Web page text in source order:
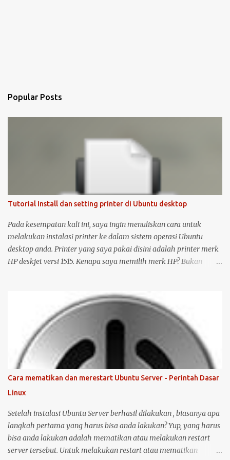
Popular Posts
Tutorial Install dan setting printer di Ubuntu desktop
Pada kesempatan kali ini, saya ingin menuliskan cara untuk
melakukan instalasi printer ke dalam sistem operasi Ubuntu
desktop anda. Printer yang saya pakai disini adalah printer merk
HP deskjet versi 1515. Kenapa saya memilih merk HP? Bukan
open source seperti Ubuntu . Langsung saja saya mulai langkah-
langkah untuk instalasi printer HP 1515 di Ubuntu desktop . Cara
ini bisa juga digunakan untuk merk printer lainnya, hanya saja
saya tidak bisa menjamin ketersediaan driver untuk sistem
operasi Linux ( Ubuntu ). Oh iya, saran saya, saat melakukan
instalasi dan setting printer, lebih baik komputer Ubuntu anda
terkoneksi dengan internet, berikut langkah-langkahnya: Colokin
keduanya. Kemudian klik logo unity di pojok kiri atas, kemudian
ketik printer, untuk masuk ke menu setting pr...
Cara mematikan dan merestart Ubuntu Server - Perintah Dasar
Linux
Setelah instalasi Ubuntu Server berhasil dilakukan , biasanya apa
langkah pertama yang harus bisa anda lakukan? Yup, yang harus
bisa anda lakukan adalah mematikan atau melakukan restart
server tersebut. Untuk melakukan restart atau mematikan